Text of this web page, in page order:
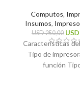
Computos,
Insumos,
USD250,00 USD
Características
Tipo de
función